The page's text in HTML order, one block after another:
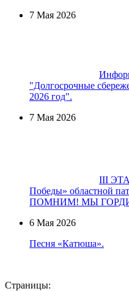
7 Мая 2026
"Долгосрочные
2026 год".
7 Мая 2026
III
Победы» областной
ПОМНИМ! МЫ
6 Мая 2026
Песня «Катюша».
Страницы: